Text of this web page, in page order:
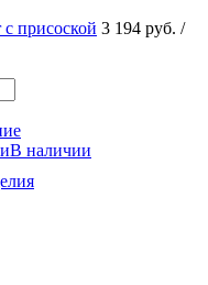
присоской 3 194 руб. /
В наличии